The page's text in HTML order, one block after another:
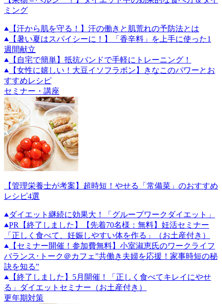
ミング
【汗から肌を守る！】汗の働きと肌荒れの予防法とは
【暑い夏はスパイシーに！】「香辛料」を上手に使った1
週間献立
【自宅で簡単】抵抗バンドで手軽にトレーニング！
【女性に嬉しい！大豆イソフラボン】きなこのパワーとお
すすめレシピ
セミナー・講座
【管理栄養士が考案】超時短！やせる「常備菜」のおすすめ
レシピ4選
ダイエット継続に効果大！「グループワークダイエット」
PR
【終了しました】【先着70名様：無料】妊活セミナー
「正しく食べて、妊娠しやすい体を作る」（お土産付き）
【セミナー開催！参加費無料】小室淑恵氏のワークライフ
バランス･トーク＠カフェ”共働き夫婦を応援！家事時短の秘
訣を知る”
【終了しました】5月開催！「正しく食べてキレイにやせ
る」ダイエットセミナー（お土産付き）
更年期対策